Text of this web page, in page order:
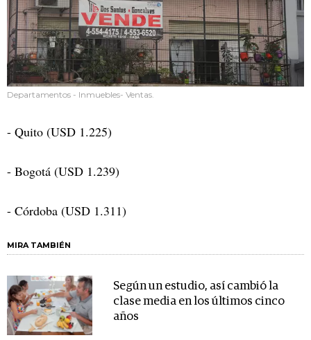
Departamentos - Inmuebles- Ventas.
- Quito (USD 1.225)
- Bogotá (USD 1.239)
- Córdoba (USD 1.311)
MIRA TAMBIÉN
Según un estudio, así cambió la
clase media en los últimos cinco
años